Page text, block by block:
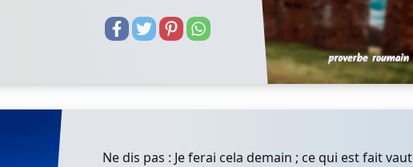
Ne dis pas : Je ferai cela demain ; ce qui est fait vaut